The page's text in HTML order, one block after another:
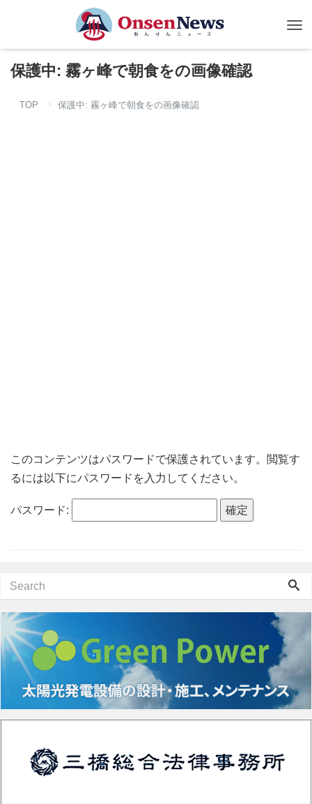
保護中: 霧ヶ峰で朝食をの画像確認
TOP 保護中: 霧ヶ峰で朝食をの画像確認
このコンテンツはパスワードで保護されています。閲覧す
るには以下にパスワードを入力してください。
パスワード: